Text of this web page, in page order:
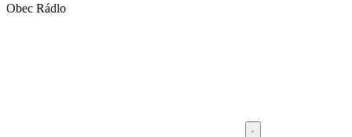
Obec Rádlo